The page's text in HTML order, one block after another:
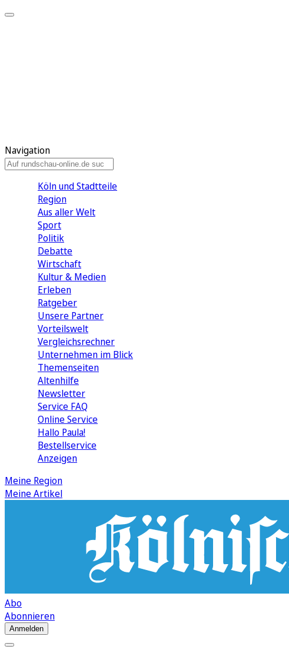
Navigation
Köln und Stadtteile
Region
Aus aller Welt
Sport
Politik
Debatte
Wirtschaft
Kultur & Medien
Erleben
Ratgeber
Unsere Partner
Vorteilswelt
Vergleichsrechner
Unternehmen im Blick
Themenseiten
Altenhilfe
Newsletter
Service FAQ
Online Service
Hallo Paula!
Bestellservice
Anzeigen
Meine Region
Meine Artikel
Abo
Abonnieren
Anmelden